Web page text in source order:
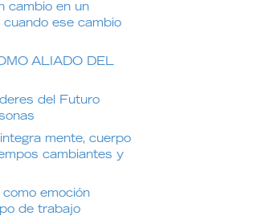
cambio en un
ese cambio
ALIADO DEL
del Futuro
mente, cuerpo
cambiantes y
emoción
de trabajo